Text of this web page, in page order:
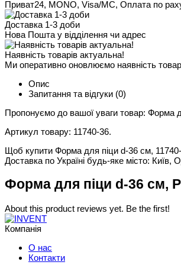
Приват24, MONO, Visa/MC, Оплата по
Доставка 1-3 доби
Нова Пошта у відділення чи адрес
Наявність товарів актуальна!
Ми оперативно оновлюємо наявність
Опис
Запитання та відгуки (0)
Пропонуємо до вашої уваги товар: Форма
Артикул товару: 11740-36.
Щоб купити Форма для піци d-36 см, 11740-
Доставка по Україні будь-яке місто: Київ,
Форма для піци d-36 см,
About this product reviews yet. Be the first!
Компанія
О нас
Контакти